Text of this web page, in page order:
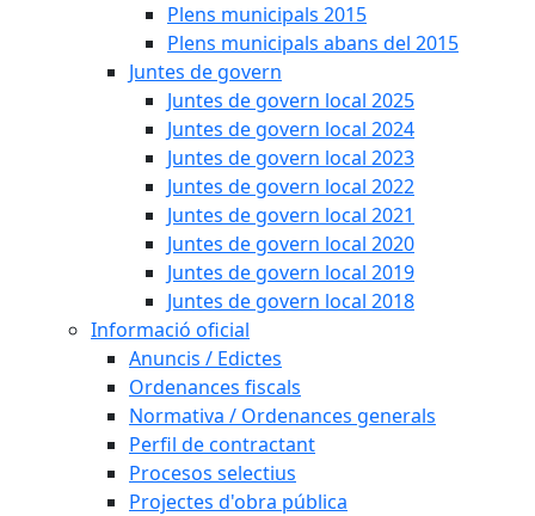
Plens municipals 2015
Plens municipals abans del 2015
Juntes de govern
Juntes de govern local 2025
Juntes de govern local 2024
Juntes de govern local 2023
Juntes de govern local 2022
Juntes de govern local 2021
Juntes de govern local 2020
Juntes de govern local 2019
Juntes de govern local 2018
Informació oficial
Anuncis / Edictes
Ordenances fiscals
Normativa / Ordenances generals
Perfil de contractant
Procesos selectius
Projectes d'obra pública